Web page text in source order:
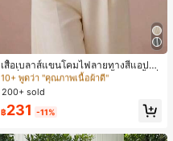
เสื้อเบลาส์แขนโคมไฟลายทางสีแอปริค
อตที่หรูหราสำหรับผู้หญิง, เสื้อแขนสั้นที่
ใช้ได้หลากหลายสำหรับการเดินทาง, ตั
ดแบบสุ่มสำหรับฤดูร้อน
10+ พูดว่า "คุณภาพเนื้อผ้าดี"
#4 ขายดี
10+ พูดว่า "คุณภาพเนื้อผ้าดี"
#4 ขายดี
10+ พูดว่า "คุณภาพเนื้อผ้าดี"
#4 ขายดี
200+ sold
฿231 -11%